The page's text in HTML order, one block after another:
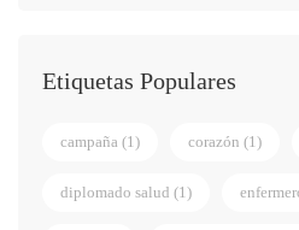
Etiquetas Populares
campaña (1) corazón (1)
diplomado salud (1)